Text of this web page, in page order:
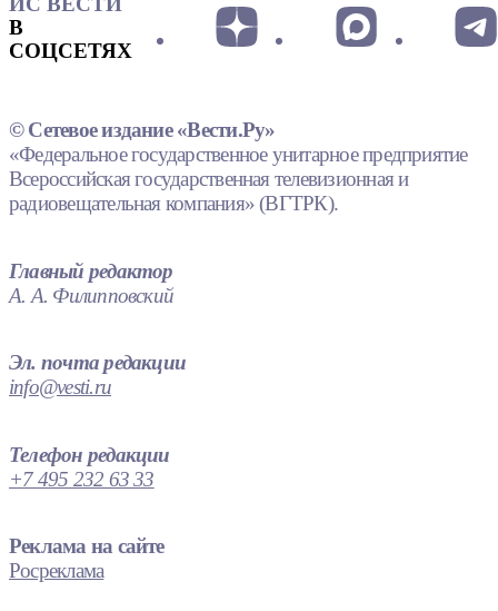
В
СОЦСЕТЯХ
© Сетевое издание «Вести.Ру»
«Федеральное государственное унитарное предприятие
Всероссийская государственная телевизионная и
радиовещательная компания» (ВГТРК).
Главный редактор
А. А. Филипповский
Эл. почта редакции
info@vesti.ru
Телефон редакции
+7 495 232 63 33
Реклама на сайте
Росреклама